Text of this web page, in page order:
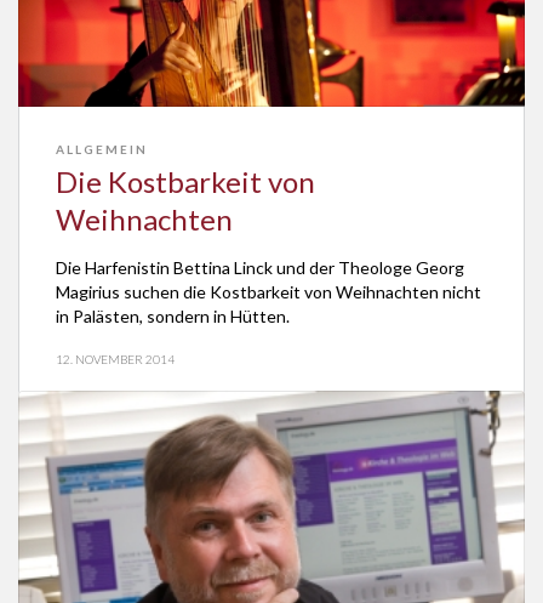
ALLGEMEIN
Die Kostbarkeit von
Weihnachten
Die Harfenistin Bettina Linck und der Theologe Georg
Magirius suchen die Kostbarkeit von Weihnachten nicht
in Palästen, sondern in Hütten.
12. NOVEMBER 2014